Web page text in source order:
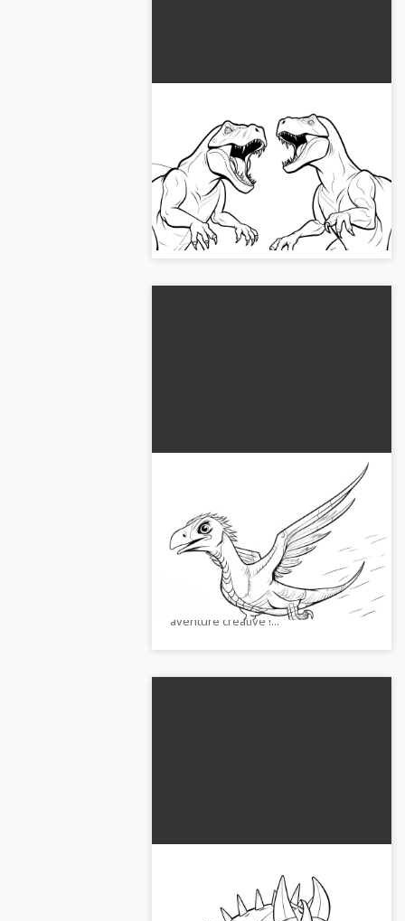
Les T-rex combattent : une
impressionnante image à
colorier de dinosaure
Des dinosaures excitants en train de
se battre, idéal pour colorier.
Téléchargez dès maintenant l'image
gratuite au format JPG !...
imprimer et colorier l'image
Plonge dans le monde des
ptérosaures avec ce dessin à
colorier détaillé. Télécharge-le
gratuitement et commence ton
aventure créative !...
Tricératops brutal :
coloriage gratuit